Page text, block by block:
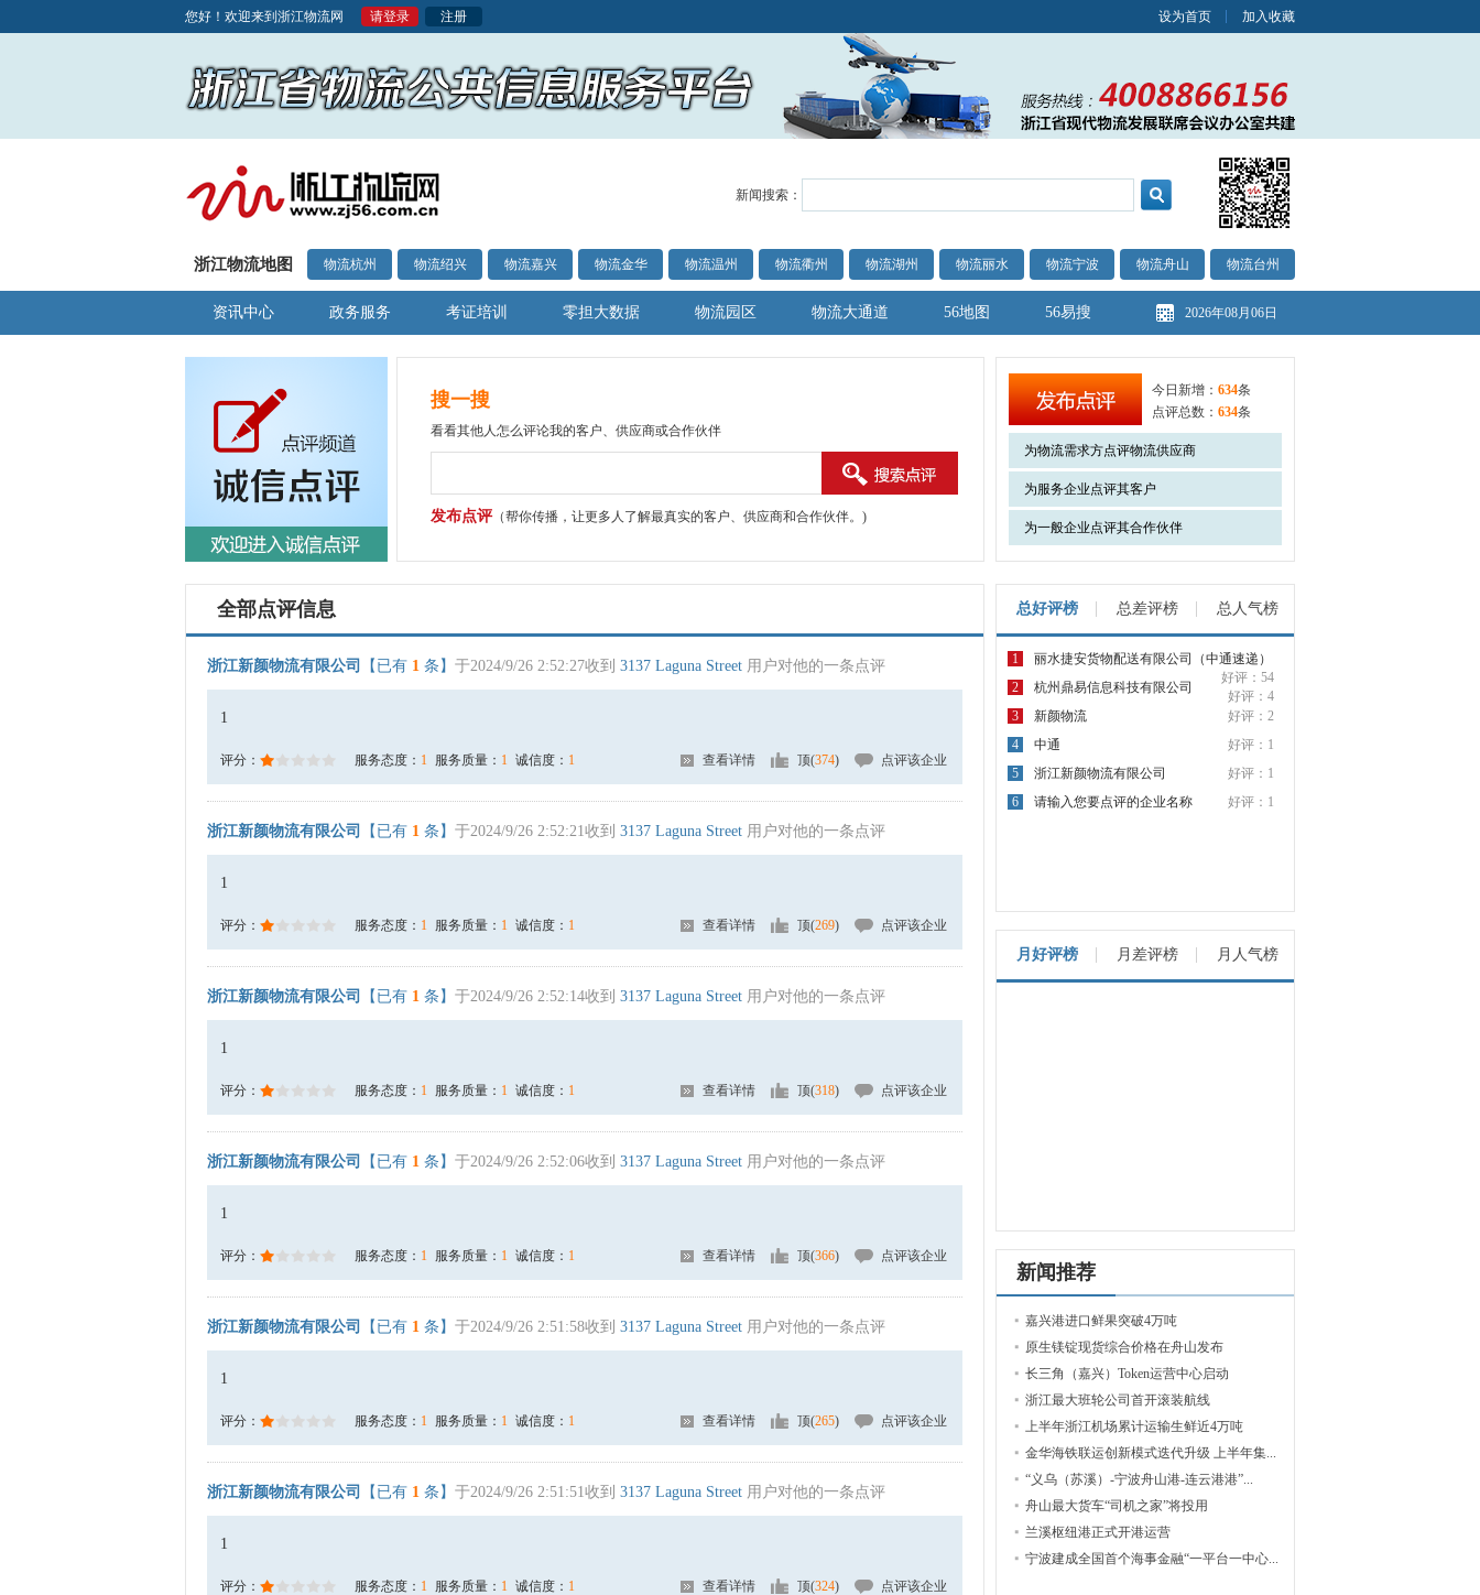
您好！欢迎来到浙江物流网 请登录 注册 设为首页 加入收藏
新闻搜索：
浙江物流地图 物流杭州 物流绍兴 物流嘉兴 物流金华 物流温州 物流衢州 物流湖州 物流丽水 物流宁波 物流舟山 物流台州
资讯中心 政务服务 考证培训 零担大数据 物流园区 物流大通道 56地图 56易搜 2026年08月06日
搜一搜
看看其他人怎么评论我的客户、供应商或合作伙伴
发布点评（帮你传播，让更多人了解最真实的客户、供应商和合作伙伴。)
今日新增： 634条
点评总数： 634条
为物流需求方点评物流供应商
为服务企业点评其客户
为一般企业点评其合作伙伴
全部点评信息
浙江新颜物流有限公司 【已有 1 条】 于2024/9/26 2:52:27收到 3137 Laguna Street 用户对他的一条点评
1
评分： 服务态度： 1 服务质量： 1 诚信度： 1 查看详情 顶(374) 点评该企业
浙江新颜物流有限公司 【已有 1 条】 于2024/9/26 2:52:21收到 3137 Laguna Street 用户对他的一条点评
1
评分： 服务态度： 1 服务质量： 1 诚信度： 1 查看详情 顶(269) 点评该企业
浙江新颜物流有限公司 【已有 1 条】 于2024/9/26 2:52:14收到 3137 Laguna Street 用户对他的一条点评
1
评分： 服务态度： 1 服务质量： 1 诚信度： 1 查看详情 顶(318) 点评该企业
浙江新颜物流有限公司 【已有 1 条】 于2024/9/26 2:52:06收到 3137 Laguna Street 用户对他的一条点评
1
评分： 服务态度： 1 服务质量： 1 诚信度： 1 查看详情 顶(366) 点评该企业
浙江新颜物流有限公司 【已有 1 条】 于2024/9/26 2:51:58收到 3137 Laguna Street 用户对他的一条点评
1
评分： 服务态度： 1 服务质量： 1 诚信度： 1 查看详情 顶(265) 点评该企业
浙江新颜物流有限公司 【已有 1 条】 于2024/9/26 2:51:51收到 3137 Laguna Street 用户对他的一条点评
1
评分： 服务态度： 1 服务质量： 1 诚信度： 1 查看详情 顶(324) 点评该企业
总好评榜 总差评榜 总人气榜
1
丽水捷安货物配送有限公司（中通速递）
好评：54
2 杭州鼎易信息科技有限公司
好评：4
3
新颜物流
好评：2
4
中通
好评：1
5
浙江新颜物流有限公司
好评：1
6
请输入您要点评的企业名称 好评：1
月好评榜 月差评榜 月人气榜
新闻推荐
嘉兴港进口鲜果突破4万吨
原生镁锭现货综合价格在舟山发布
长三角（嘉兴）Token运营中心启动
浙江最大班轮公司首开滚装航线
上半年浙江机场累计运输生鲜近4万吨
金华海铁联运创新模式迭代升级 上半年集...
“义乌（苏溪）-宁波舟山港-连云港港”...
舟山最大货车“司机之家”将投用
兰溪枢纽港正式开港运营
宁波建成全国首个海事金融“一平台一中心...